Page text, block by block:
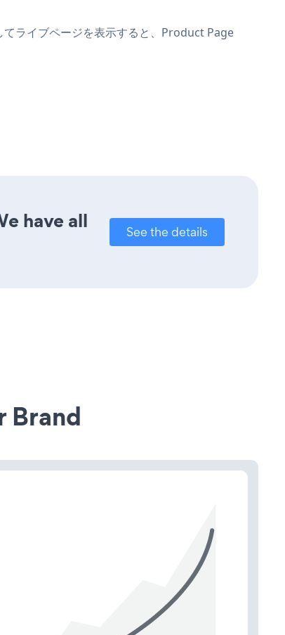
ライブページを表示すると、Product Page
have all
See the details
Brand